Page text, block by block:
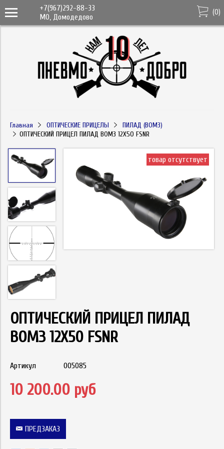
+7(967)292-88-33
МО, Домодедово
(0)
Главная ОПТИЧЕСКИЕ ПРИЦЕЛЫ
ПИЛАД (ВОМЗ)
ОПТИЧЕСКИЙ ПРИЦЕЛ ПИЛАД ВОМЗ 12Х50 FSNR
товар отсутствует
ОПТИЧЕСКИЙ ПРИЦЕЛ ПИЛАД
ВОМЗ 12Х50 FSNR
Артикул 005085
10 200.00 руб
ПРЕДЗАКАЗ